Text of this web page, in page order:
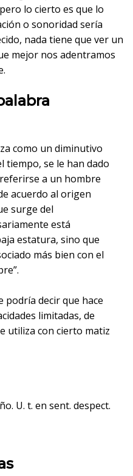
lo cierto es que lo
o sonoridad sería
nada tiene que ver un
mejor nos adentramos
como un diminutivo
tiempo, se le han dado
a un hombre
acuerdo al origen
surge del
está
estatura, sino que
más bien con el
podría decir que hace
limitadas, de
utiliza con cierto matiz
U. t. en sent. despect.